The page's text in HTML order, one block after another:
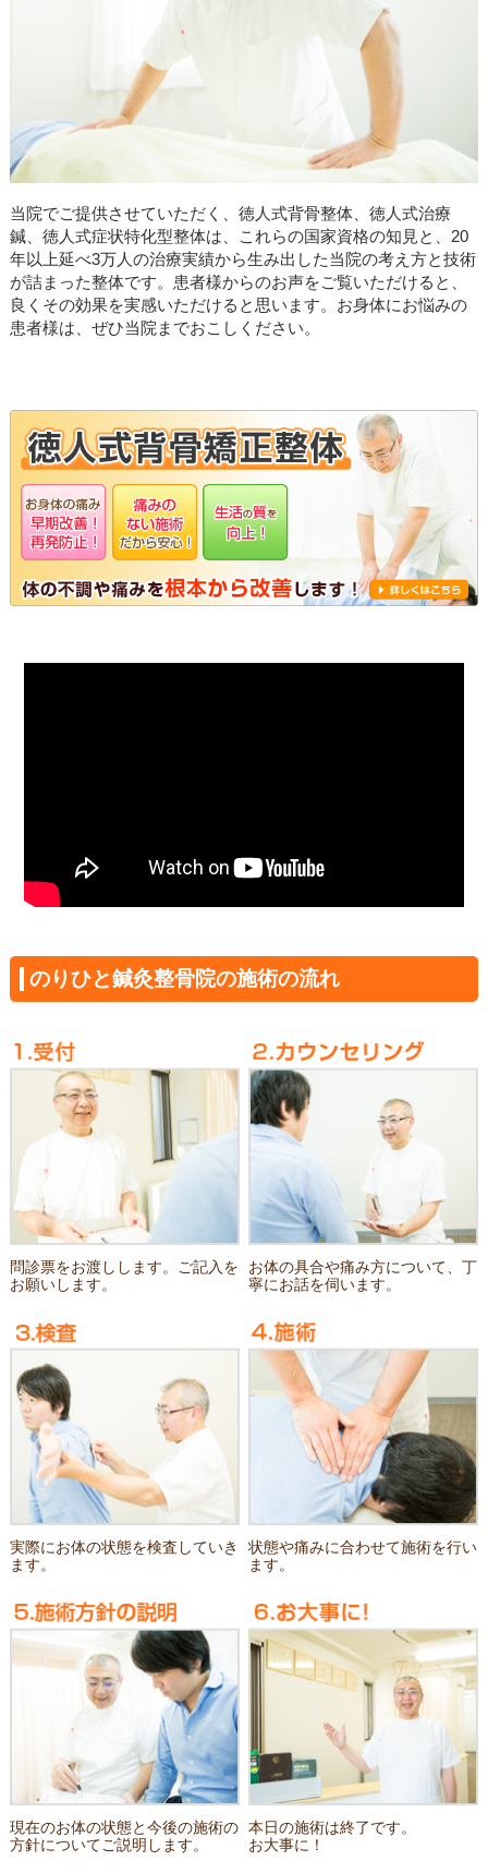
当院でご提供させていただく、徳人式背骨整体、徳人式治療
鍼、徳人式症状特化型整体は、これらの国家資格の知見と、20
年以上延べ3万人の治療実績から生み出した当院の考え方と技術
が詰まった整体です。患者様からのお声をご覧いただけると、
良くその効果を実感いただけると思います。お身体にお悩みの
患者様は、ぜひ当院までおこしください。
のりひと鍼灸整骨院の施術の流れ
問診票をお渡しします。ご記入を
お願いします。
お体の具合や痛み方について、丁
寧にお話を伺います。
実際にお体の状態を検査していき
ます。
状態や痛みに合わせて施術を行い
ます。
現在のお体の状態と今後の施術の
方針についてご説明します。
本日の施術は終了です。
お大事に！